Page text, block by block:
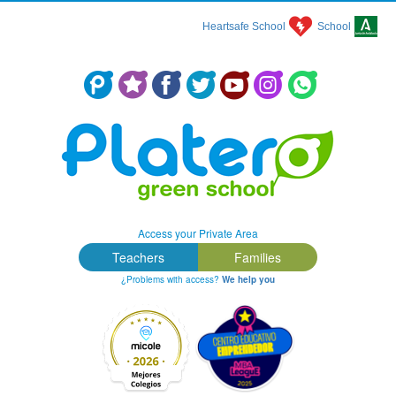
Heartsafe School School
Colegio Concertado en Málaga: Platero Green School
Access your Private Area
Teachers Families
¿Problems with access? We help you